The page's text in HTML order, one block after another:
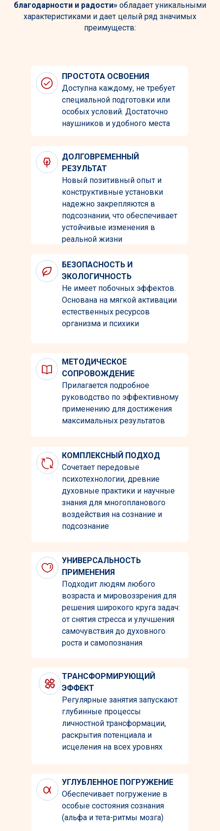
благодарности и радости» обладает уникальными
характеристиками и дает целый ряд значимых
преимуществ:
ТРАНСФОРМИРУЮЩИЙ
ЭФФЕКТ
Регулярные занятия запускают
глубинные процессы
личностной трансформации,
раскрытия потенциала и
исцеления на всех уровнях
КОМПЛЕКСНЫЙ ПОДХОД
Сочетает передовые
психотехнологии, древние
духовные практики и научные
знания для многопланового
воздействия на сознание и
подсознание
УГЛУБЛЕННОЕ ПОГРУЖЕНИЕ
Обеспечивает погружение в
особые состояния сознания
(альфа и тета-ритмы мозга)
ДОЛГОВРЕМЕННЫЙ
РЕЗУЛЬТАТ
Новый позитивный опыт и
конструктивные установки
надежно закрепляются в
подсознании, что обеспечивает
устойчивые изменения в
реальной жизни
ПРОСТОТА ОСВОЕНИЯ
Доступна каждому, не требует
специальной подготовки или
особых условий. Достаточно
наушников и удобного места
УНИВЕРСАЛЬНОСТЬ
ПРИМЕНЕНИЯ
Подходит людям любого
возраста и мировоззрения для
решения широкого круга задач:
от снятия стресса и улучшения
самочувствия до духовного
роста и самопознания
МЕТОДИЧЕСКОЕ
СОПРОВОЖДЕНИЕ
Прилагается подробное
руководство по эффективному
применению для достижения
максимальных результатов
БЕЗОПАСНОСТЬ И
ЭКОЛОГИЧНОСТЬ
Не имеет побочных эффектов.
Основана на мягкой активации
естественных ресурсов
организма и психики